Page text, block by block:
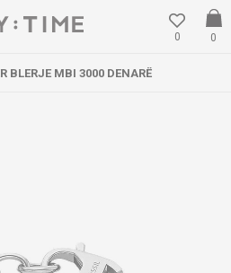
0
0
BLERJE MBI 3000 DENARË